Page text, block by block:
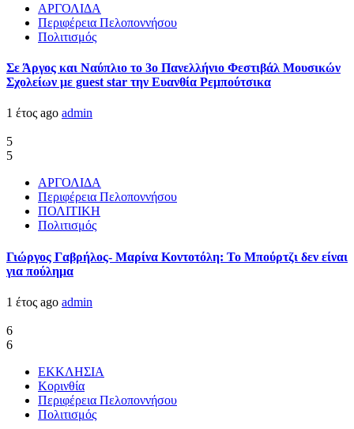
ΑΡΓΟΛΙΔΑ
Περιφέρεια Πελοποννήσου
Πολιτισμός
Σε Άργος και Ναύπλιο το 3ο Πανελλήνιο Φεστιβάλ Μουσικών
Σχολείων με guest star την Ευανθία Ρεμπούτσικα
1 έτος ago admin
5
5
ΑΡΓΟΛΙΔΑ
Περιφέρεια Πελοποννήσου
ΠΟΛΙΤΙΚΗ
Πολιτισμός
Γιώργος Γαβρήλος- Μαρίνα Κοντοτόλη: Το Μπούρτζι δεν είναι
για πούλημα
1 έτος ago admin
6
6
ΕΚΚΛΗΣΙΑ
Κορινθία
Περιφέρεια Πελοποννήσου
Πολιτισμός